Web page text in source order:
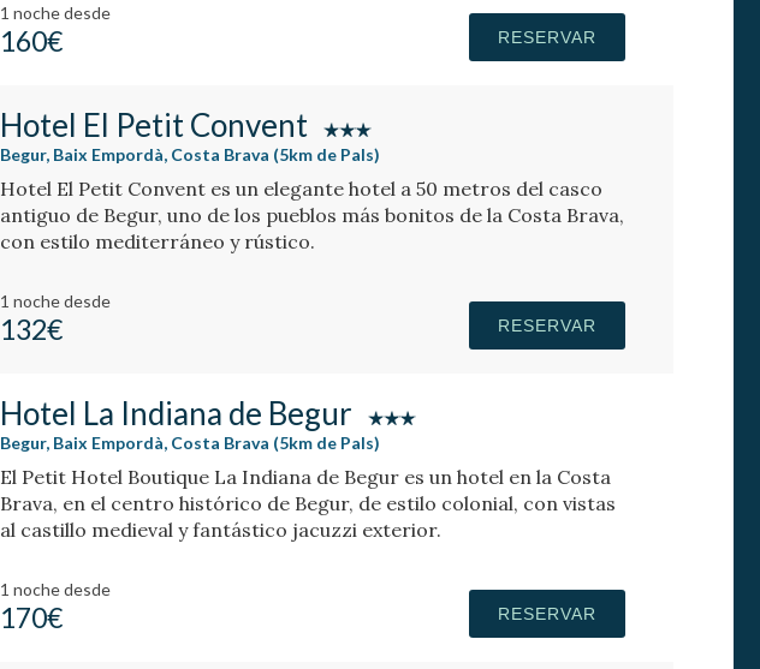
1 nochedesde
160€ RESERVAR
Hotel El Petit Convent
Begur, Baix Empordà, Costa Brava (5km de Pals)
Hotel El Petit Convent es un elegante hotel a 50 metros del casco
antiguo de Begur, uno de los pueblos más bonitos de la Costa Brava,
con estilo mediterráneo y rústico.
1 nochedesde
132€ RESERVAR
Hotel La Indiana de Begur
Begur, Baix Empordà, Costa Brava (5km de Pals)
El Petit Hotel Boutique La Indiana de Begur es un hotel en la Costa
Brava, en el centro histórico de Begur, de estilo colonial, con vistas
al castillo medieval y fantástico jacuzzi exterior.
1 nochedesde
170€ RESERVAR